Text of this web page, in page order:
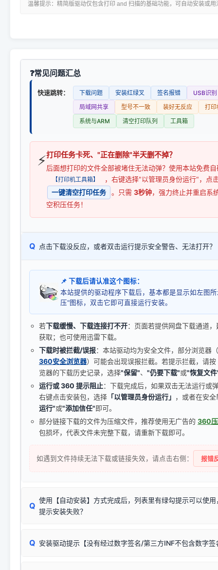
温馨提示：精简版驱动仅包含打印 and 扫描的基础功能，可自动安装或
常见问题汇总
快速跳转： 下载问题 安装红绿叉 签名报错
USB识别
局域网共享
型号不一致 装好无反应
打印
系统与ARM
清空打印队列 工具箱
⚡打印任务卡死、"正在删除"半天删不掉？
后面想打印的文件全部被堵住无法动弹？使用本站免费
【打印机工具箱】
，右键选择"以管理员身份运行"，点
一键清空打印任务
。只需 3秒钟，强力终止并重启系
空积压任务！
Q 点击下载没反应，或者双击运行提示安全警告、无法打开？
📌 下载后请认准这个图标：
本站提供的驱动程序下载后，基本都是显示如左图
压"图标，双击它即可直接运行安装。
若下载缓慢、下载连接打不开：页面若提供网盘下载通道
获取；也可使用迅雷下载。
下载时被拦截/误报：本站驱动均为安全文件，部分浏览器
360安全浏览器）可能会出现误报拦截。若提示拦截，请按
览器的下载历史记录，选择"保留"、 "仍要下载"或"恢复文
运行或 360 提示阻止：下载完成后，如果双击无法运行或
右键点击安装包，选择 「以管理员身份运行」 ，或者在安
运行"或"添加信任"即可。
部分链接下载的文件为压缩文件，推荐使用无广告的 360
包损坏，代表文件未完整下载，请重新下载即可。
如遇到文件持续无法下载或链接失效，请点击右侧： 报错
Q
使用【自动安装】方式完成后，列表里有绿勾提示可以使
提示安装失败？
由于本站驱动包集成了32位和64位驱动，自动安装程序在运
Q 安装驱动提示【没有经过数字签名/第三方INF不包含数字